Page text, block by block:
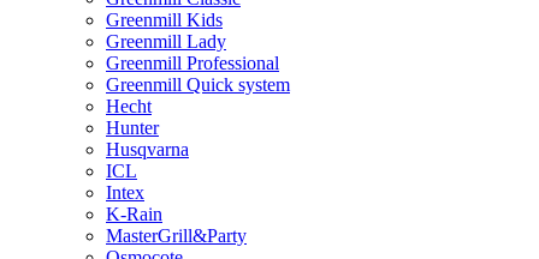
Greenmill Kids
Greenmill Lady
Greenmill Professional
Greenmill Quick system
Hecht
Hunter
Husqvarna
ICL
Intex
K-Rain
MasterGrill&Party